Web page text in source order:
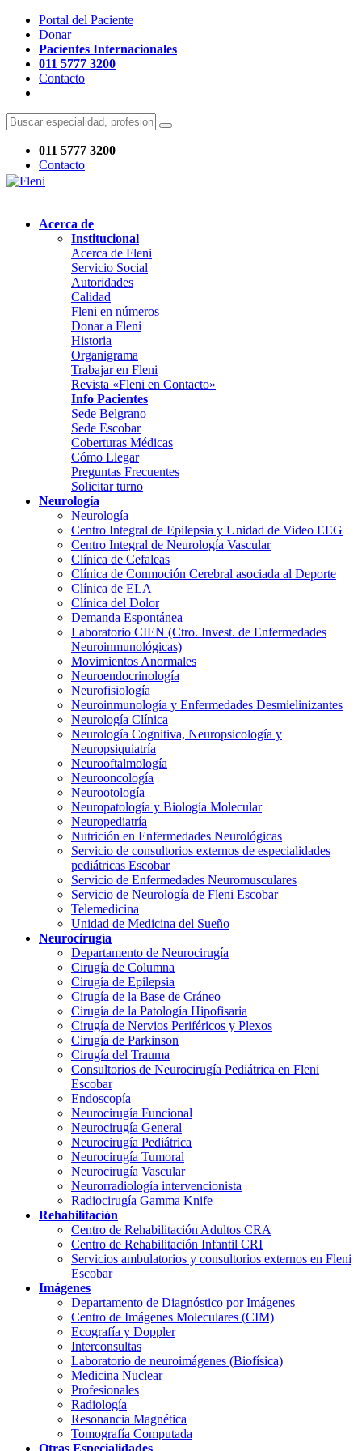
Portal del Paciente
Donar
Pacientes Internacionales
011 5777 3200
Contacto
011 5777 3200
Contacto
Acerca de
Institucional
Acerca de Fleni
Servicio Social
Autoridades
Calidad
Fleni en números
Donar a Fleni
Historia
Organigrama
Trabajar en Fleni
Revista «Fleni en Contacto»
Info Pacientes
Sede Belgrano
Sede Escobar
Coberturas Médicas
Cómo Llegar
Preguntas Frecuentes
Solicitar turno
Neurología
Neurología
Centro Integral de Epilepsia y Unidad de Video EEG
Centro Integral de Neurología Vascular
Clínica de Cefaleas
Clínica de Conmoción Cerebral asociada al Deporte
Clínica de ELA
Clínica del Dolor
Demanda Espontánea
Laboratorio CIEN (Ctro. Invest. de Enfermedades
Neuroinmunológicas)
Movimientos Anormales
Neuroendocrinología
Neurofisiología
Neuroinmunología y Enfermedades Desmielinizantes
Neurología Clínica
Neurología Cognitiva, Neuropsicología y
Neuropsiquiatría
Neurooftalmología
Neurooncología
Neurootología
Neuropatología y Biología Molecular
Neuropediatría
Nutrición en Enfermedades Neurológicas
Servicio de consultorios externos de especialidades
pediátricas Escobar
Servicio de Enfermedades Neuromusculares
Servicio de Neurología de Fleni Escobar
Telemedicina
Unidad de Medicina del Sueño
Neurocirugía
Departamento de Neurocirugía
Cirugía de Columna
Cirugía de Epilepsia
Cirugía de la Base de Cráneo
Cirugía de la Patología Hipofisaria
Cirugía de Nervios Periféricos y Plexos
Cirugía de Parkinson
Cirugía del Trauma
Consultorios de Neurocirugía Pediátrica en Fleni
Escobar
Endoscopía
Neurocirugía Funcional
Neurocirugía General
Neurocirugía Pediátrica
Neurocirugía Tumoral
Neurocirugía Vascular
Neurorradiología intervencionista
Radiocirugía Gamma Knife
Rehabilitación
Centro de Rehabilitación Adultos CRA
Centro de Rehabilitación Infantil CRI
Servicios ambulatorios y consultorios externos en Fleni
Escobar
Imágenes
Departamento de Diagnóstico por Imágenes
Centro de Imágenes Moleculares (CIM)
Ecografía y Doppler
Interconsultas
Laboratorio de neuroimágenes (Biofísica)
Medicina Nuclear
Profesionales
Radiología
Resonancia Magnética
Tomografía Computada
Otras Especialidades